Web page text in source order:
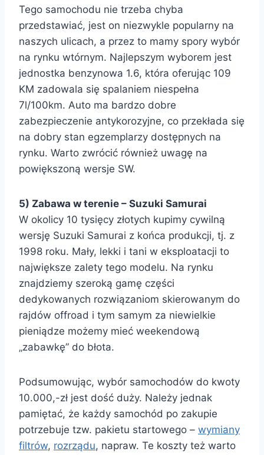
Tego samochodu nie trzeba chyba
przedstawiać, jest on niezwykle popularny na
naszych ulicach, a przez to mamy spory wybór
na rynku wtórnym. Najlepszym wyborem jest
jednostka benzynowa 1.6, która oferując 109
KM zadowala się spalaniem niespełna
7l/100km. Auto ma bardzo dobre
zabezpieczenie antykorozyjne, co przekłada się
na dobry stan egzemplarzy dostępnych na
rynku. Warto zwrócić również uwagę na
powiększoną wersje SW.
5) Zabawa w terenie – Suzuki Samurai
W okolicy 10 tysięcy złotych kupimy cywilną
wersję Suzuki Samurai z końca produkcji, tj. z
1998 roku. Mały, lekki i tani w eksploatacji to
największe zalety tego modelu. Na rynku
znajdziemy szeroką gamę części
dedykowanych rozwiązaniom skierowanym do
rajdów offroad i tym samym za niewielkie
pieniądze możemy mieć weekendową
„zabawkę” do błota.
Podsumowując, wybór samochodów do kwoty
10.000,-zł jest dość duży. Należy jednak
pamiętać, że każdy samochód po zakupie
potrzebuje tzw. pakietu startowego – wymiany
filtrów, rozrządu, napraw. Te koszty też warto